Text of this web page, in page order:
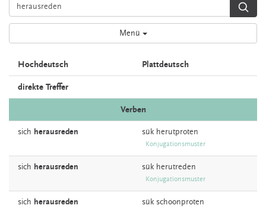
Menü
Hochdeutsch Plattdeutsch
direkte Treffer
Verben
sich herausreden sük herutproten
Konjugationsmuster
sich herausreden sük herutreden
Konjugationsmuster
sich herausreden sük schoonproten